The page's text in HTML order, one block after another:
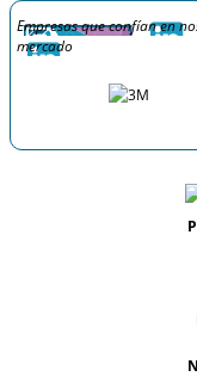
Empresas que confían en
mercado